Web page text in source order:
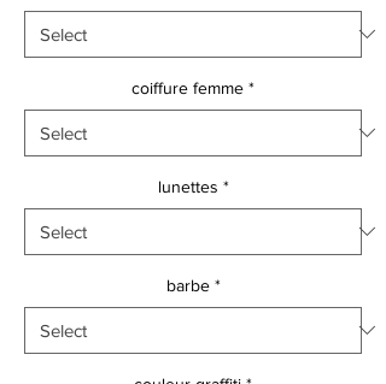
coiffure femme *
lunettes *
barbe *